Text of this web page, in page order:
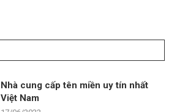
Nhà cung cấp tên miền uy tín nhất
Việt Nam